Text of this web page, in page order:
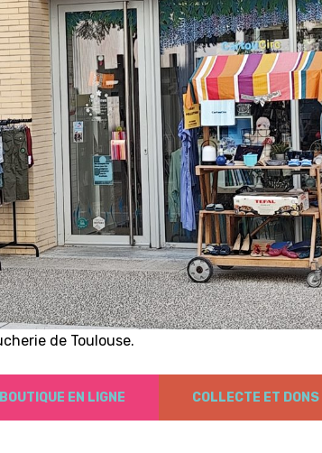
de Toulouse.
BOUTIQUE EN LIGNE COLLECTE ET DONS